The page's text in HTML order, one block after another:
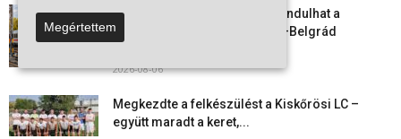
Vitézy Dávid: már ősszel újraindulhat a
személyszállítás a Budapest–Belgrád
2026-08-06
Megkezdte a felkészülést a Kiskőrösi LC –
együtt maradt a keret,...
Megértettem